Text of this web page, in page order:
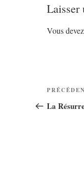
Laisser
Vous devez
de
Article
précédent
La